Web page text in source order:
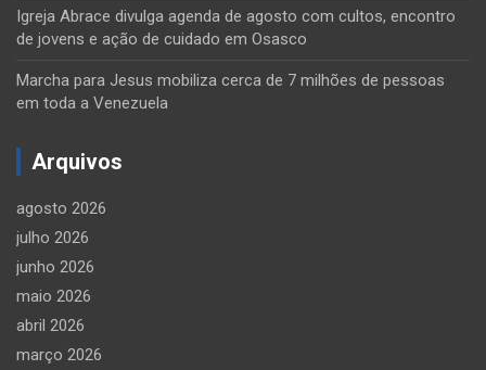
Igreja Abrace divulga agenda de agosto com cultos, encontro
de jovens e ação de cuidado em Osasco
Marcha para Jesus mobiliza cerca de 7 milhões de pessoas
em toda a Venezuela
Arquivos
agosto 2026
julho 2026
junho 2026
maio 2026
abril 2026
março 2026